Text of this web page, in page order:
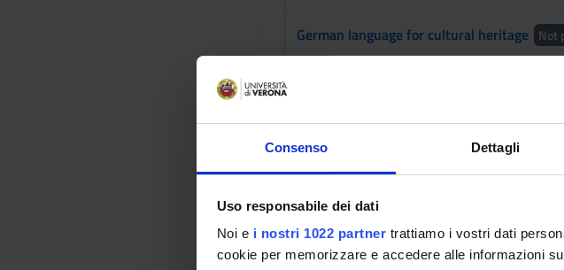
Consenso Dettagli
Uso responsabile dei dati
Noi e i nostri 1022 partner trattiamo i vostri dati
cookie per memorizzare e accedere alle informazioni
German language for cultural heritage Not
Landscape ethics Not provided
Philosophies of Urban Cultures